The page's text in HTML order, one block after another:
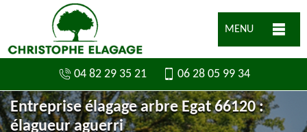
MENU
04 82 29 35 21 06 28 05 99 34
Entreprise élagage arbre Egat 66120 :
élagueur aguerri